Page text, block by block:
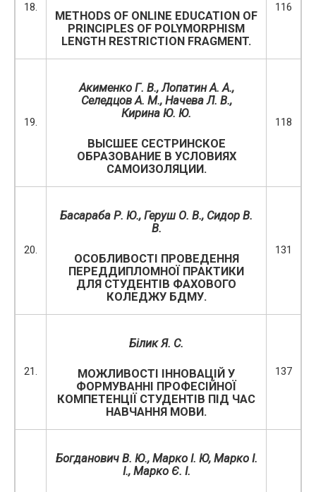
18.
METHODS OF ONLINE EDUCATION OF
PRINCIPLES OF POLYMORPHISM
LENGTH RESTRICTION FRAGMENT.
116
19.
Акименко Г. В., Лопатин А. А.,
Селедцов А. М., Начева Л. В.,
Кирина Ю. Ю.
ВЫСШЕЕ СЕСТРИНСКОЕ
ОБРАЗОВАНИЕ В УСЛОВИЯХ
САМОИЗОЛЯЦИИ.
118
20.
Басараба Р. Ю., Геруш О. В., Сидор В.
В.
ОСОБЛИВОСТІ ПРОВЕДЕННЯ
ПЕРЕДДИПЛОМНОЇ ПРАКТИКИ
ДЛЯ СТУДЕНТІВ ФАХОВОГО
КОЛЕДЖУ БДМУ.
131
21.
Білик Я. С.
МОЖЛИВОСТІ ІННОВАЦІЙ У
ФОРМУВАННІ ПРОФЕСІЙНОЇ
КОМПЕТЕНЦІЇ СТУДЕНТІВ ПІД ЧАС
НАВЧАННЯ МОВИ.
137
Богданович В. Ю., Марко І. Ю, Марко І.
І., Марко Є. І.